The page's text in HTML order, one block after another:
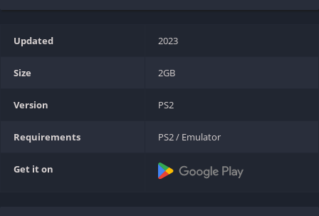
Updated 2023
Size 2GB
Version PS2
Requirements PS2 / Emulator
Get it on